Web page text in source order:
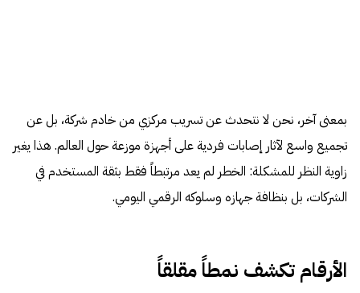
بمعنى آخر، نحن لا نتحدث عن تسريب مركزي من خادم شركة، بل عن
تجميع واسع لآثار إصابات فردية على أجهزة موزعة حول العالم. هذا يغير
زاوية النظر للمشكلة: الخطر لم يعد مرتبطاً فقط بثقة المستخدم في
الشركات، بل بنظافة جهازه وسلوكه الرقمي اليومي.
الأرقام تكشف نمطاً مقلقاً